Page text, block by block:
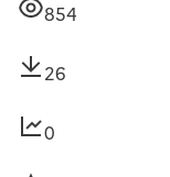
854
26
0